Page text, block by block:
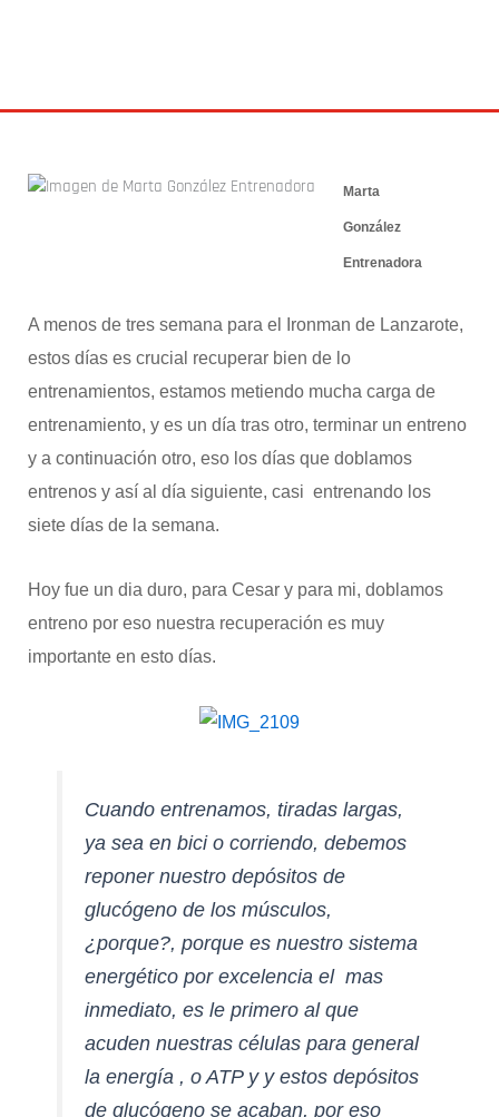
Marta
González
Entrenadora
A menos de tres semana para el Ironman de Lanzarote,
estos días es crucial recuperar bien de lo
entrenamientos, estamos metiendo mucha carga de
entrenamiento, y es un día tras otro, terminar un entreno
y a continuación otro, eso los días que doblamos
entrenos y así al día siguiente, casi entrenando los
siete días de la semana.
Hoy fue un dia duro, para Cesar y para mi, doblamos
entreno por eso nuestra recuperación es muy
importante en esto días.
Cuando entrenamos, tiradas largas,
ya sea en bici o corriendo, debemos
reponer nuestro depósitos de
glucógeno de los músculos,
¿porque?, porque es nuestro sistema
energético por excelencia el mas
inmediato, es le primero al que
acuden nuestras células para general
la energía , o ATP y y estos depósitos
de glucógeno se acaban, por eso